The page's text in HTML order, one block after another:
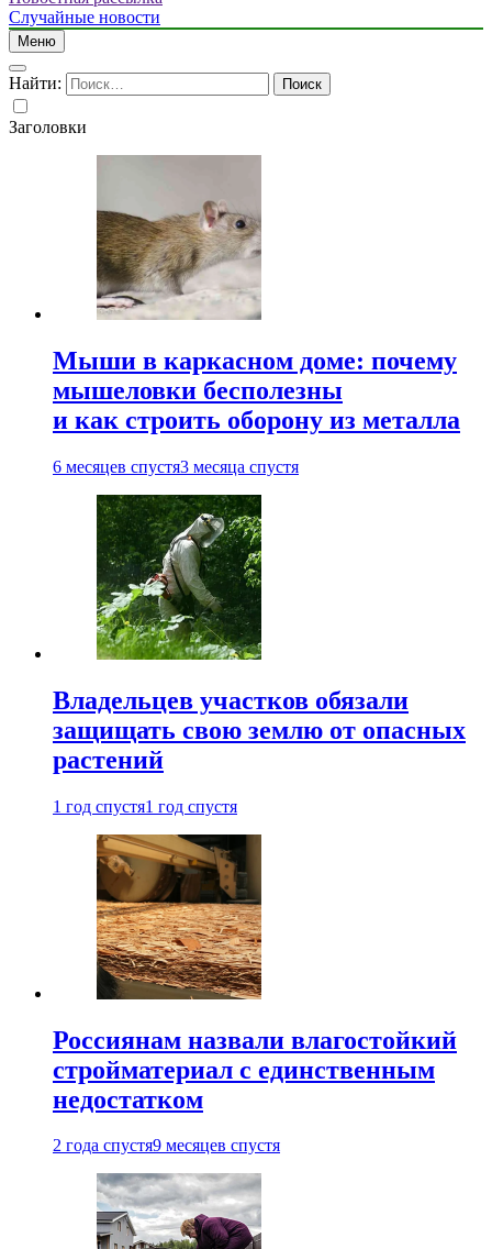
Случайные новости
Меню
Найти:
Заголовки
Мыши в каркасном доме: почему
мышеловки бесполезны
и как строить оборону из металла
6 месяцев спустя3 месяца спустя
Владельцев участков обязали
защищать свою землю от опасных
растений
1 год спустя1 год спустя
Россиянам назвали влагостойкий
стройматериал с единственным
недостатком
2 года спустя9 месяцев спустя